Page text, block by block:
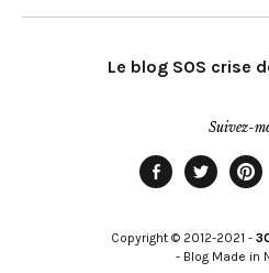
Le blog SOS crise
Suivez-
Copyright © 2012-2021 -
- Blog Made in